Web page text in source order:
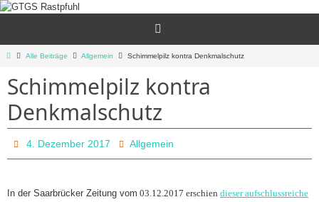
Zum
StartAlle Beiträge Allgemein Schimmelpilz kontra Denkmalschutz
Schimmelpilz kontra
Denkmalschutz
4. Dezember 2017 Allgemein
In der Saarbrücker Zeitung vom 03.12.2017 erschien dieser aufschlussreiche